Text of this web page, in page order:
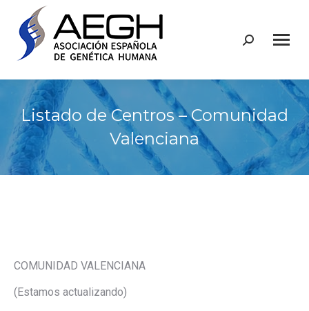
Buscar:
Listado de Centros – Comunidad
Valenciana
COMUNIDAD VALENCIANA
(Estamos actualizando)